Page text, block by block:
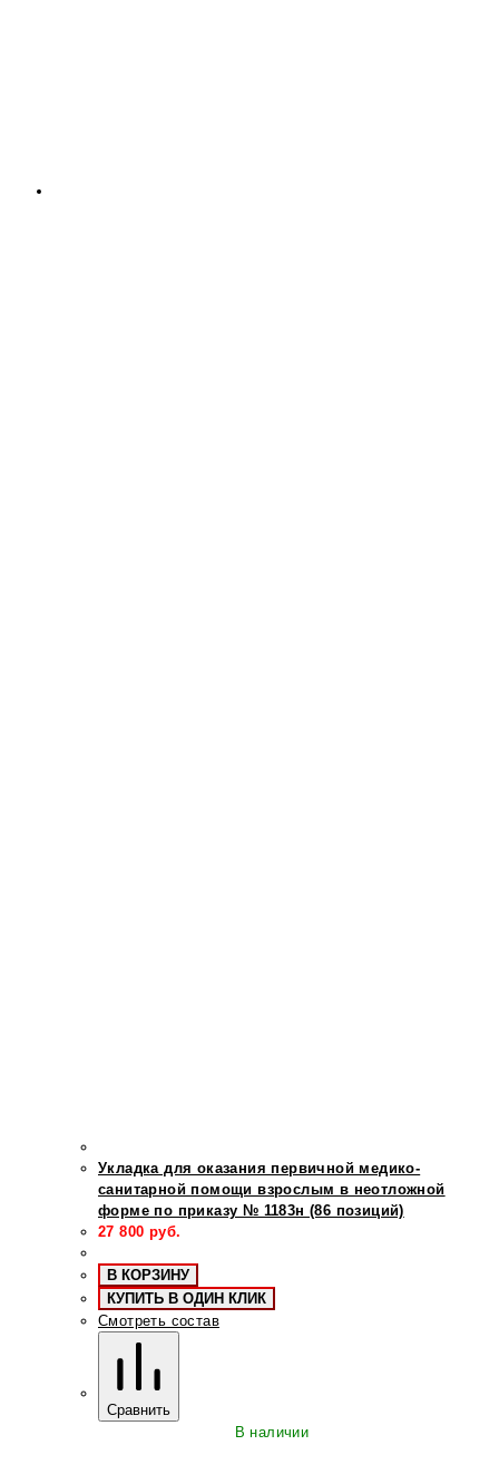
Укладка для оказания первичной медико-
санитарной помощи взрослым в неотложной
форме по приказу № 1183н (86 позиций)
27 800 руб.
В КОРЗИНУ
КУПИТЬ В ОДИН КЛИК
Смотреть состав
Сравнить
В наличии